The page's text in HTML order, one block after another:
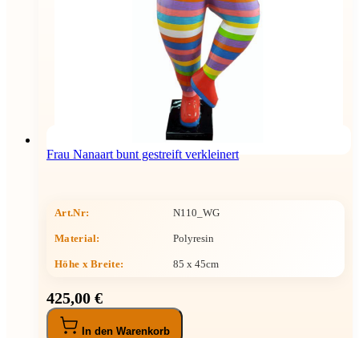
Frau Nanaart bunt gestreift verkleinert
Art.Nr: N110_WG
Material: Polyresin
Höhe x Breite: 85 x 45cm
425,00 €
In den Warenkorb